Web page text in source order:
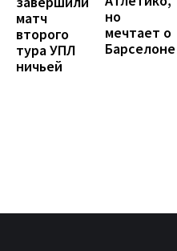
матч
второго
тура УПЛ
ничьей
но
мечтает о
Барселоне